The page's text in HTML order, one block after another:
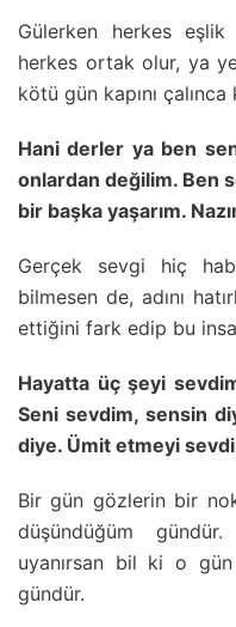
Gülerken herkes eşlik
herkes ortak olur, ya
kötü gün kapını
Hani derler ya ben
onlardan değilim. Ben
bir başka yaşarım.
Gerçek sevgi hiç
bilmesen de, adını
ettiğini fark edip bu
Hayatta üç şeyi
Seni sevdim, sensin
diye. Ümit etmeyi
Bir gün gözlerin bir
düşündüğüm
uyanırsan bil ki o
gündür.